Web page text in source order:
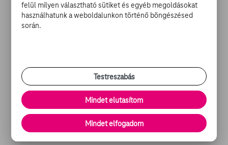
Az új 007-film újabb halasztásával összefüggésben
április 2-áról május 28-ára tették át a Halálos iramban 9.
Foto: Europress / Greg Williams - Getty images
Forrás: MTI
Megosztom
felül milyen választható sütiket és egyéb megoldásokat
használhatunk a weboldalunkon történő böngészésed
során.
Testreszabás
Mindet elutasítom
Mindet elfogadom